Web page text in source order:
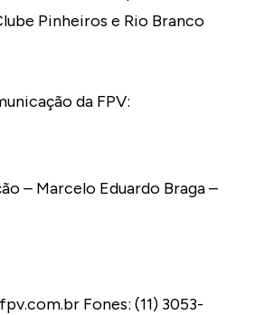
Pinheiros e Rio Branco
da FPV:
– Marcelo Eduardo Braga –
Fones: (11) 3053-